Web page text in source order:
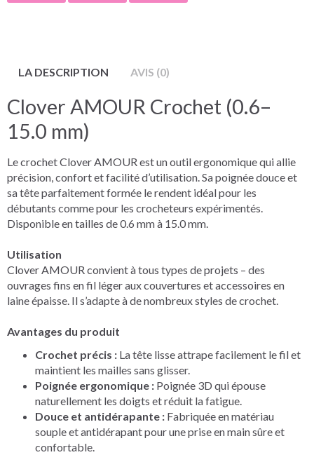
LA DESCRIPTION AVIS (0)
Clover AMOUR Crochet (0.6–
15.0 mm)
Le crochet Clover AMOUR est un outil ergonomique qui allie
précision, confort et facilité d’utilisation. Sa poignée douce et
sa tête parfaitement formée le rendent idéal pour les
débutants comme pour les crocheteurs expérimentés.
Disponible en tailles de 0.6 mm à 15.0 mm.
Utilisation
Clover AMOUR convient à tous types de projets – des
ouvrages fins en fil léger aux couvertures et accessoires en
laine épaisse. Il s’adapte à de nombreux styles de crochet.
Avantages du produit
Crochet précis : La tête lisse attrape facilement le fil et
maintient les mailles sans glisser.
Poignée ergonomique : Poignée 3D qui épouse
naturellement les doigts et réduit la fatigue.
Douce et antidérapante : Fabriquée en matériau
souple et antidérapant pour une prise en main sûre et
confortable.